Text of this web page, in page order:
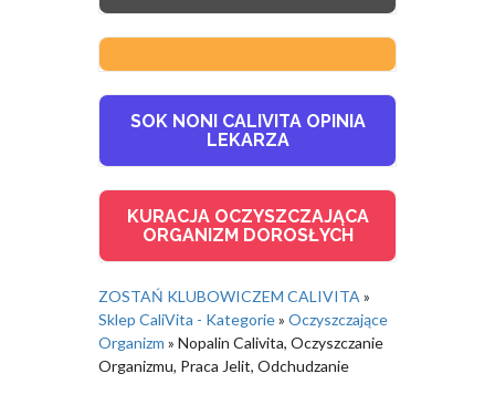
SOK NONI CALIVITA OPINIA
LEKARZA
KURACJA OCZYSZCZAJĄCA
ORGANIZM DOROSŁYCH
ZOSTAŃ KLUBOWICZEM CALIVITA »
Sklep CaliVita - Kategorie» Oczyszczające
Organizm » Nopalin Calivita, Oczyszczanie
Organizmu, Praca Jelit, Odchudzanie